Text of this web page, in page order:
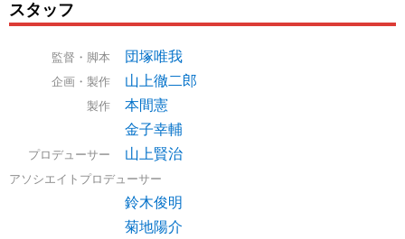
スタッフ
監督・脚本 団塚唯我
企画・製作 山上徹二郎
製作
本間憲
金子幸輔
プロデューサー 山上賢治
アソシエイトプロデューサー
鈴木俊明
菊地陽介